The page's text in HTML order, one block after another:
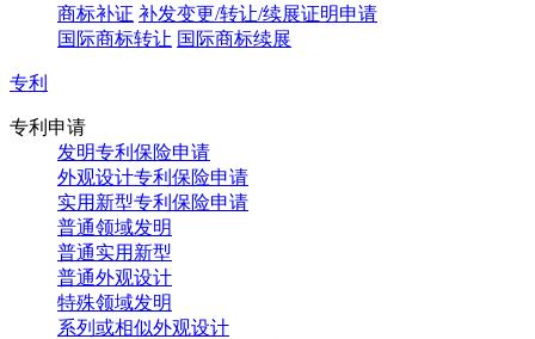
商标补证 补发变更/转让/续展证明申请
国际商标转让 国际商标续展
专利
专利申请
发明专利保险申请
外观设计专利保险申请
实用新型专利保险申请
普通领域发明
普通实用新型
普通外观设计
特殊领域发明
系列或相似外观设计